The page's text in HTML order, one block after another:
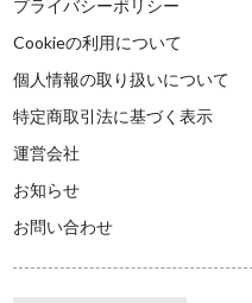
プライバシーポリシー
Cookieの利用について
個人情報の取り扱いについて
特定商取引法に基づく表示
運営会社
お知らせ
お問い合わせ